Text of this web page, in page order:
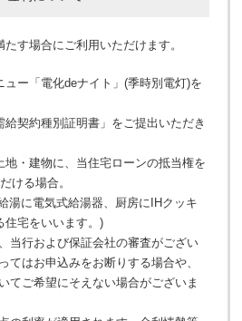
す場合にご利用いただけます。
ュー「電化deナイト」(季時別電灯)を
契約種別証明書」をご提出いただき
地・建物に、当住宅ローンの抵当権を
ける場合。
湯に電気式給湯器、厨房にIHクッキ
住宅をいいます。)
当行および保証会社の審査がござい
てはお申込みをお断りする場合や、
てご希望にそえない場合がございま